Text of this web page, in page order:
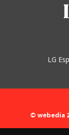
LG
© webedia